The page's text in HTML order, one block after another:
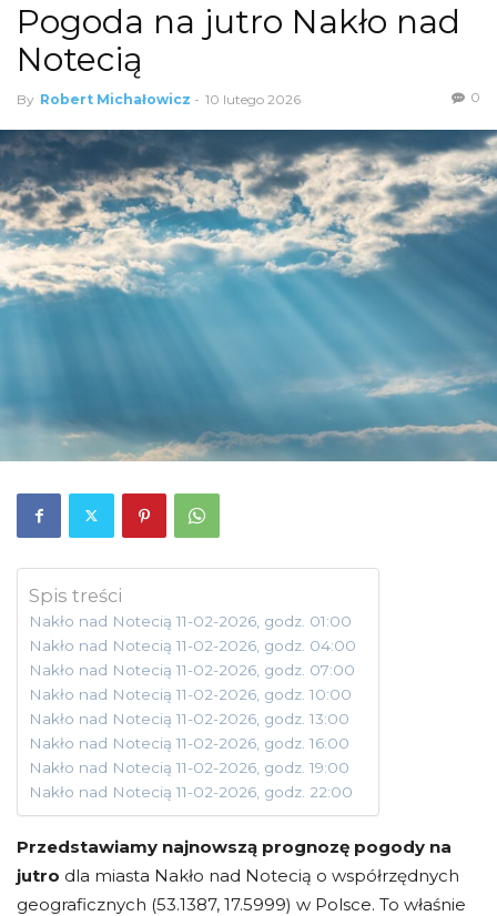
Pogoda na jutro Nakło nad
Notecią
By Robert Michałowicz - 10 lutego 2026 0
Spis treści
Nakło nad Notecią 11-02-2026, godz. 01:00
Nakło nad Notecią 11-02-2026, godz. 04:00
Nakło nad Notecią 11-02-2026, godz. 07:00
Nakło nad Notecią 11-02-2026, godz. 10:00
Nakło nad Notecią 11-02-2026, godz. 13:00
Nakło nad Notecią 11-02-2026, godz. 16:00
Nakło nad Notecią 11-02-2026, godz. 19:00
Nakło nad Notecią 11-02-2026, godz. 22:00
Przedstawiamy najnowszą prognozę pogody na
jutro dla miasta Nakło nad Notecią o współrzędnych
geograficznych (53.1387, 17.5999) w Polsce. To właśnie